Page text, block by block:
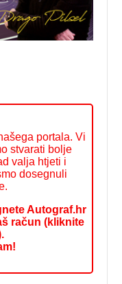
portala. Vi
stvarati bolje
valja htjeti i
dosegnuli
Autograf.hr
račun (kliknite